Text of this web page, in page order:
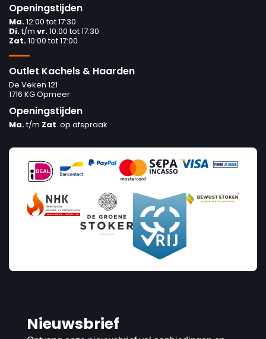
Openingstijden
Ma.12:00 tot 17:30
Di.t/m vr.10:00 tot 17:30
Zat.10:00 tot 17:00
Outlet Kachels & Haarden
De Veken 121
1716 KG Opmeer
Openingstijden
Ma.t/m Zat. op afspraak
Nieuwsbrief